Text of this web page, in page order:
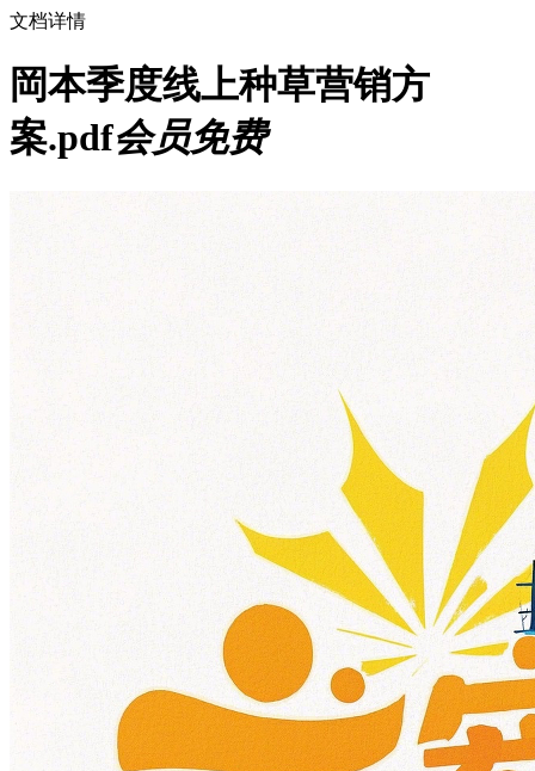
文档详情
岡本季度线上种草营销方
案.pdf会员免费